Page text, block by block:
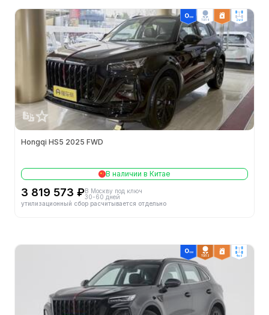
Кол-во мест (шт.)
Кол-во дверей (шт.) 5
Высота (мм) 1700
Колея передних колес (мм) 1623
Снаряжённая масса (кг) 1820
Длина (мм) 4785
Объем бака (л)
Колёсная база (мм)
Ширина (мм)
ТОП 4 2wd
Hongqi HS5 2025 FWD
В наличии в Китае
3 819 573 ₽В Москву под ключ
30-60 дней
утилизационный сбор расчитывается отдельно
ТОП 3 4wd